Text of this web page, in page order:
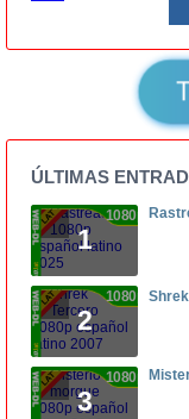
ÚLTIMAS
1
1080p
2
1080p
3
1080p